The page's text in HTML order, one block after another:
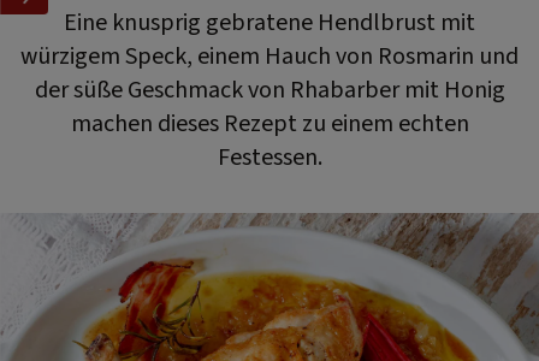
Eine knusprig gebratene Hendlbrust mit
würzigem Speck, einem Hauch von Rosmarin und
der süße Geschmack von Rhabarber mit Honig
machen dieses Rezept zu einem echten
Festessen.